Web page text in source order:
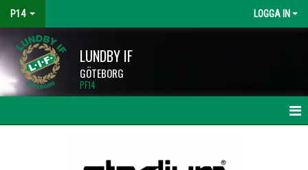
P14 LOGGA IN
LUNDBY IF
GÖTEBORG
PF14